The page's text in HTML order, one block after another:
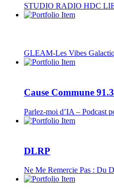
STUDIO RADIO HDC
GLEAM-Les Vibes
Cause Commune
Parlez-moi d’IA – Podcast
DLRP
Ne Me Remercie Pas : Du